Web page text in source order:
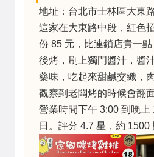
地址：台北市士林區大東
這家在大東路中段，紅色
份 85 元，比連鎖店貴一
後烤，刷上獨門醬汁，醬
藥味，吃起來甜鹹交織，
觀察到老闆烤的時候會翻
營業時間下午 3:00 到晚上
日。評分 4.7 星，約 1500